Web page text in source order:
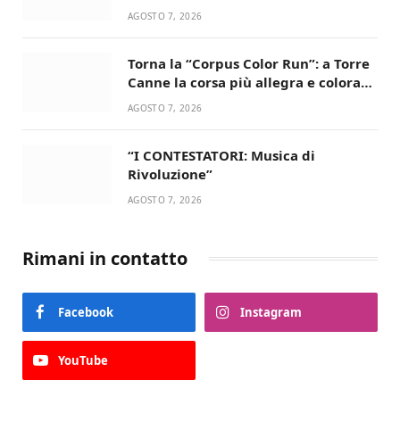
AGOSTO 7, 2026
Torna la “Corpus Color Run”: a Torre
Canne la corsa più allegra e colorata
dell’estate!
AGOSTO 7, 2026
“I CONTESTATORI: Musica di
Rivoluzione”
AGOSTO 7, 2026
Rimani in contatto
Facebook Instagram
YouTube